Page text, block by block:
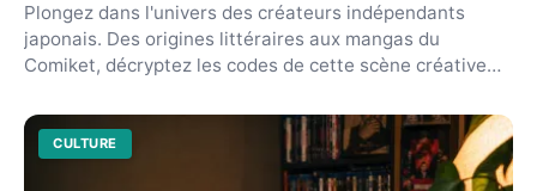
Plongez dans l'univers des créateurs indépendants
japonais. Des origines littéraires aux mangas du
Comiket, décryptez les codes de cette scène créative
CULTURE